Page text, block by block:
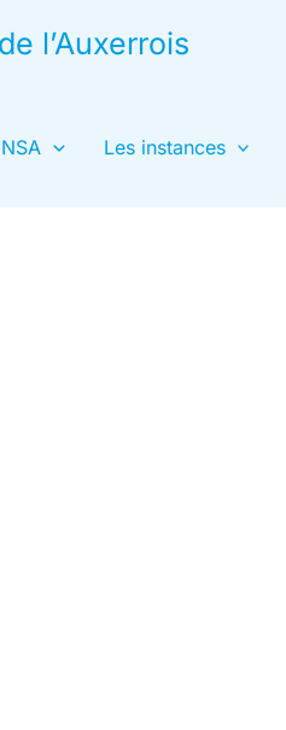
l’Auxerrois
Les instances